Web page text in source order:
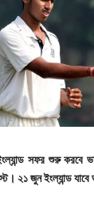
সফর শুরু করবে
২১ জুন ইংল্যান্ড যাবে